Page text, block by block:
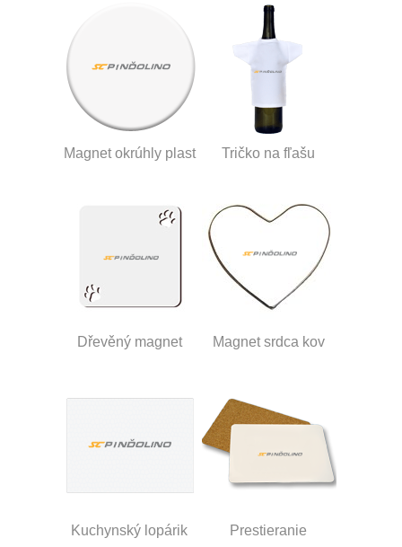
Magnet okrúhly plast Tričko na fľašu
Dřevěný magnet Magnet srdca kov
Kuchynský lopárik Prestieranie